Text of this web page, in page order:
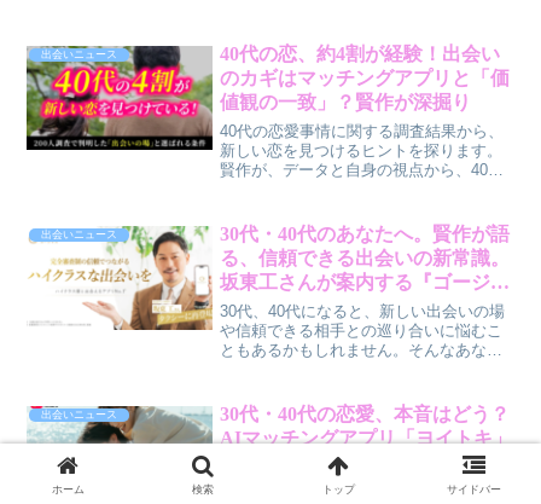
いのきっかけをくれるかもしれません。
2026年5月26日から販売開始された全24
種類のアイテムは、日常にさりげないユ
ーモアと会話のきっかけをもたらしてく
れそうです。
出会いニュース
40代の恋、約4割が経験！出会い
のカギはマッチングアプリと「価
値観の一致」？賢作が深掘り
40代の恋愛事情に関する調査結果から、
新しい恋を見つけるヒントを探ります。
賢作が、データと自身の視点から、40代
出会いニュース
30代・40代のあなたへ。賢作が語
る、信頼できる出会いの新常識。
坂東工さんが案内する『ゴージャ
ス』のタクシー広告が再び登場！
30代、40代になると、新しい出会いの場
や信頼できる相手との巡り合いに悩むこ
ともあるかもしれません。そんなあなた
ダー坂東工さんと共に届ける第2弾タクシ
ー広告について、賢作が男性目線で解説
します。
出会いニュース
30代・40代の恋愛、本音はどう？
AIマッチングアプリ「ヨイトキ」
が街頭インタビューで探る「長く
続く関係」のヒント
最近、恋愛や婚活に「これでいいのか
ホーム 検索 トップ サイドバー